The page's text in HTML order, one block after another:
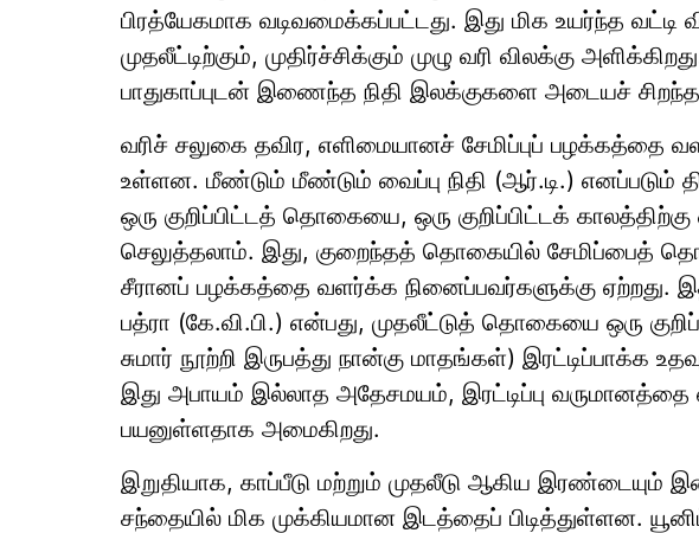
பிரத்யேகமாக வடிவமைக்கப்பட்டது. இது மிக உயர்ந்த வட்டி
முதலீட்டிற்கும், முதிர்ச்சிக்கும் முழு வரி விலக்கு
பாதுகாப்புடன் இணைந்த நிதி இலக்குகளை அடையச்
வரிச் சலுகை தவிர, எளிமையானச் சேமிப்புப் பழக்கத்தை
உள்ளன. மீண்டும் மீண்டும் வைப்பு நிதி (ஆர்.டி.) எனப்படும்
ஒரு குறிப்பிட்டத் தொகையை, ஒரு குறிப்பிட்டக்
செலுத்தலாம். இது, குறைந்தத் தொகையில் சேமிப்பைத்
சீரானப் பழக்கத்தை வளர்க்க நினைப்பவர்களுக்கு ஏற்றது.
பத்ரா (கே.வி.பி.) என்பது, முதலீட்டுத் தொகையை ஒரு
சுமார் நூற்றி இருபத்து நான்கு மாதங்கள்) இரட்டிப்பாக்க
இது அபாயம் இல்லாத அதேசமயம், இரட்டிப்பு வருமானத்தை
பயனுள்ளதாக அமைகிறது.
இறுதியாக, காப்பீடு மற்றும் முதலீடு ஆகிய இரண்டையும்
சந்தையில் மிக முக்கியமான இடத்தைப் பிடித்துள்ளன.